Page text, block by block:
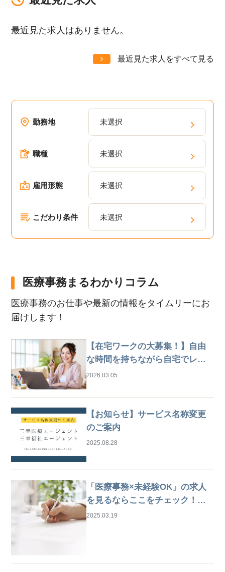
最近見た求人はありません。
最近見た求人をすべて見る
勤務地 未選択
職種 未選択
雇用形態 未選択
こだわり条件 未選択
医療事務まるわかりコラム
医療事務のお仕事や最新の情報をタイムリーにお
届けします！
【在宅ワークの大募集！】自由
な時間を持ちながら自宅でレセ
プト業務
2026.03.05
【お知らせ】サービス名称変更
のご案内
2025.08.28
「医療事務×未経験OK」の求人
を見るならここをチェック！は
じめての仕事探しガイド
2025.03.19